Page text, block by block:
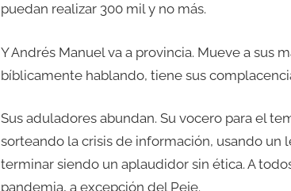
puedan realizar 300 mil y no más.
Y Andrés Manuel va a provincia. Mueve a sus
bíblicamente hablando, tiene sus
Sus aduladores abundan. Su vocero para el
sorteando la crisis de información, usando un
terminar siendo un aplaudidor sin ética. A
pandemia, a excepción del Peje.